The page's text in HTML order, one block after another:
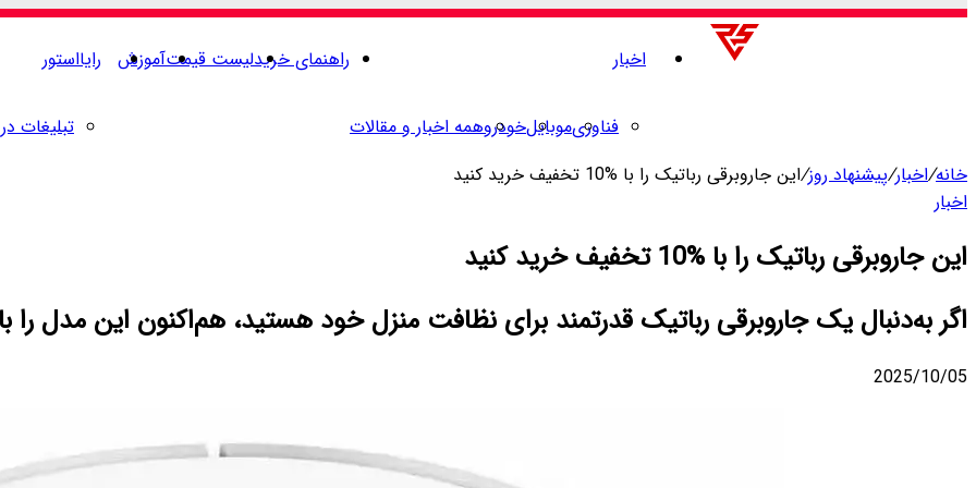
اخبار
فناوریموبایلخودروهمه اخبار و مقالات
راهنمای خریدلیست قیمتآموزش رایااستور
تبلیغات
خانه/اخبار/پیشنهاد روز/این جاروبرقی رباتیک را با %10 تخفیف خرید کنید
اخبار
این جاروبرقی رباتیک را با %10 تخفیف خرید کنید
اگر به‌دنبال یک جاروبرقی رباتیک قدرتمند برای نظافت منزل خود هستید، هم‌اکنون این مدل را با 1 میلیون و 250 هزارتومان تخفیف خرید کنید.
2025/10/05